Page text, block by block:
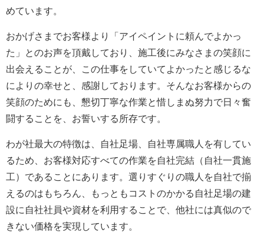
めています。
おかげさまでお客様より「アイペイントに頼んでよかっ
た」とのお声を頂戴しており、施工後にみなさまの笑顔に
出会えることが、この仕事をしていてよかったと感じるな
によりの幸せと、感謝しております。そんなお客様からの
笑顔のためにも、懇切丁寧な作業と惜しまぬ努力で日々奮
闘することを、お誓いする所存です。
わが社最大の特徴は、自社足場、自社専属職人を有してい
るため、お客様対応すべての作業を自社完結（自社一貫施
工）であることにあります。選りすぐりの職人を自社で揃
えるのはもちろん、もっともコストのかかる自社足場の建
設に自社社員や資材を利用することで、他社には真似ので
きない価格を実現しています。